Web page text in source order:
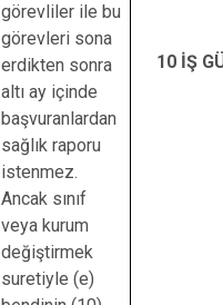
görevliler ile bu
görevleri sona
erdikten sonra
altı ay içinde
başvuranlardan
sağlık raporu
istenmez.
Ancak sınıf
veya kurum
değiştirmek
suretiyle (e)
10 İŞ